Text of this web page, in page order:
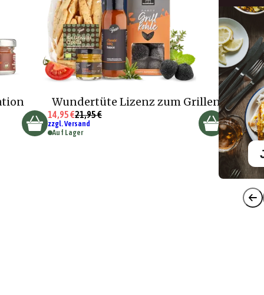
Wundertüte Lizenz zum Grillen
14,95 €21,95 €
zzgl. Versand
Auf Lager